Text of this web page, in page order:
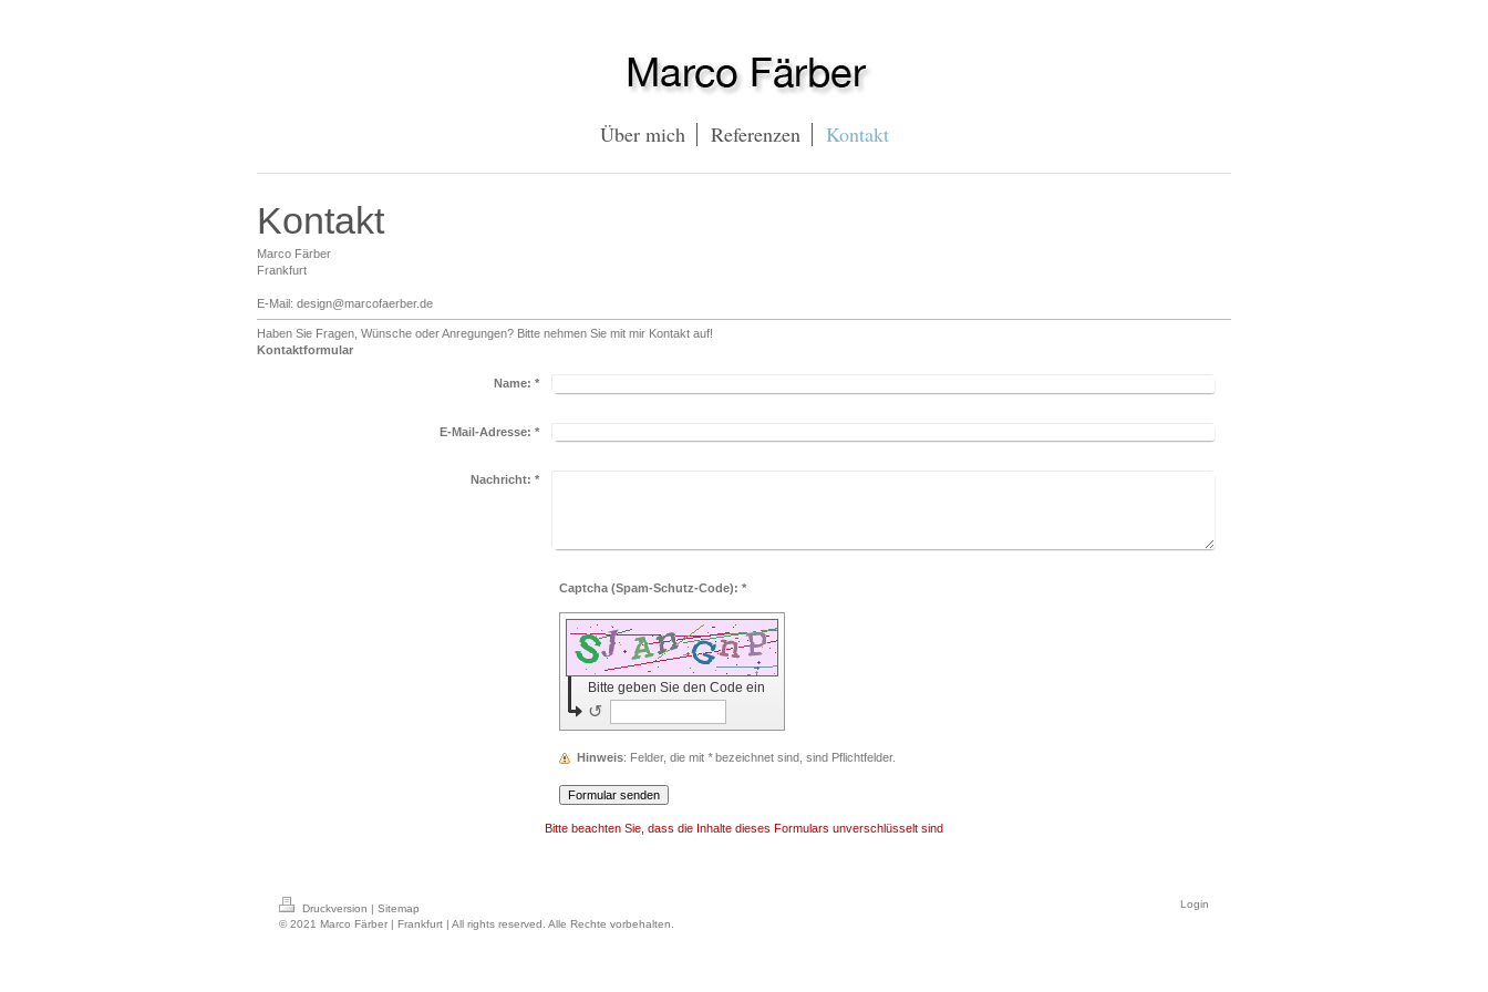
Über mich Referenzen Kontakt
Kontakt
Marco Färber
Frankfurt
E-Mail: design@marcofaerber.de
Haben Sie Fragen, Wünsche oder Anregungen? Bitte nehmen Sie mit mir Kontakt auf!
Kontaktformular
Name: *
E-Mail-Adresse: *
Nachricht: *
Captcha (Spam-Schutz-Code): *
Bitte geben Sie den Code ein
↺
Hinweis : Felder, die mit *bezeichnet sind, sind Pflichtfelder.
Bitte beachten Sie, dass die Inhalte dieses Formulars unverschlüsselt sind
Druckversion | Sitemap
© 2021 Marco Färber | Frankfurt | All rights reserved. Alle Rechte vorbehalten.
Login